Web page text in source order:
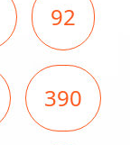
92
390